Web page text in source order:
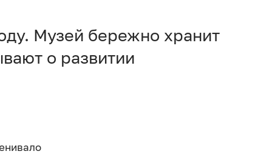
Музей бережно хранит
о развитии